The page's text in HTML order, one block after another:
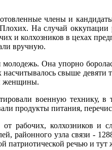
члены и
На случай оккупации
и колхозников в цехах
вручную.
Она упорно
насчитывалось свыше
женщины.
военную технику, в
продукты питания,
рабочих, колхозников и
районного узла связи -
патриотической речью и